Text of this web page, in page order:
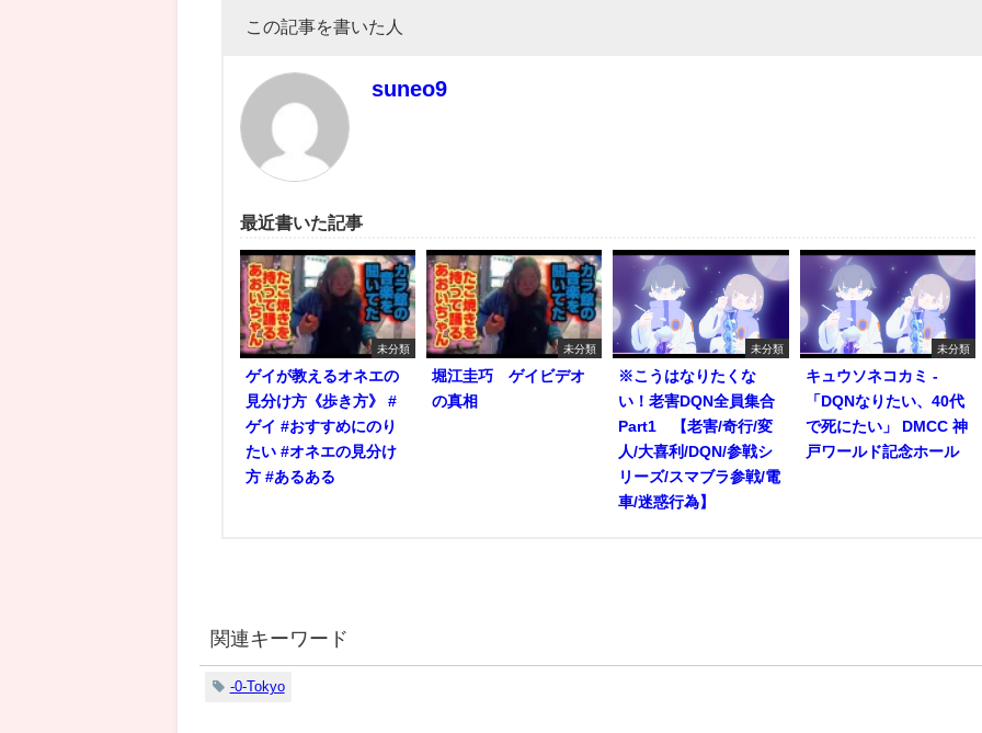
この記事を書いた人
suneo9
最近書いた記事
未分類
ゲイが教えるオネエの
見分け方《歩き方》 #
ゲイ #おすすめにのり
たい #オネエの見分け
方 #あるある
未分類
堀江圭巧 ゲイビデオ
の真相
未分類
※こうはなりたくな
い！老害DQN全員集合
Part1 【老害/奇行/変
人/大喜利/DQN/参戦シ
リーズ/スマブラ参戦/電
車/迷惑行為】
未分類
キュウソネコカミ -
「DQNなりたい、40代
で死にたい」 DMCC 神
戸ワールド記念ホール
関連キーワード
-0-Tokyo